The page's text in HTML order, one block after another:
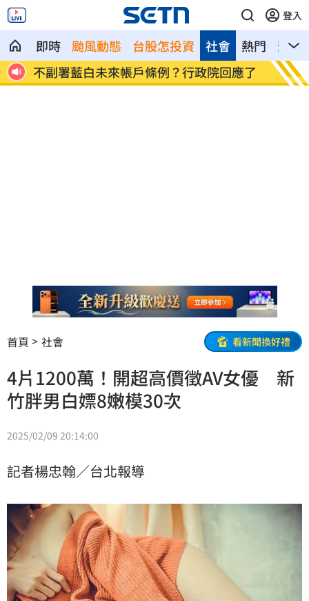
登入
即時 颱風動態 台股怎投資 熱門 影音
社會
了
群聯7月營收刷新紀錄！1物出貨暴增
4500%
遭小
擊
首頁 社會 看新聞換好禮
4片1200萬！開超高價徵AV女優 新
竹胖男白嫖8嫩模30次
2025/02/09 20:14:00
記者楊忠翰／台北報導